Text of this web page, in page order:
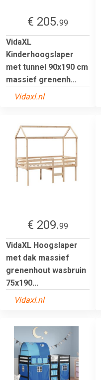
€ 205.99
VidaXL
Kinderhoogslaper
met tunnel 90x190 cm
massief grenenh...
Vidaxl.nl
€ 209.99
VidaXL Hoogslaper
met dak massief
grenenhout wasbruin
75x190...
Vidaxl.nl